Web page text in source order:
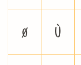
Ø
Ù